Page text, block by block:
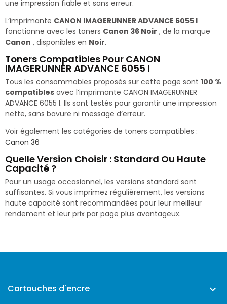
une impression fiable et sans erreur.
L’imprimante CANON IMAGERUNNER ADVANCE 6055 I
fonctionne avec les toners Canon 36 Noir , de la marque
Canon , disponibles en Noir.
Toners Compatibles Pour CANON
IMAGERUNNER ADVANCE 6055 I
Tous les consommables proposés sur cette page sont 100 %
compatibles avec l’imprimante CANON IMAGERUNNER
ADVANCE 6055 I. Ils sont testés pour garantir une impression
nette, sans bavure ni message d’erreur.
Voir également les catégories de toners compatibles :
Canon 36
Quelle Version Choisir : Standard Ou Haute
Capacité ?
Pour un usage occasionnel, les versions standard sont
suffisantes. Si vous imprimez régulièrement, les versions
haute capacité sont recommandées pour leur meilleur
rendement et leur prix par page plus avantageux.
Cartouches d'encre 